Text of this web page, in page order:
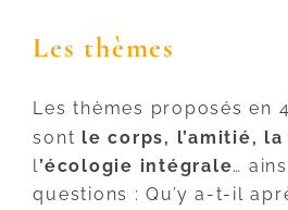
Les thèmes
Les thèmes proposés en
sont le corps, l’amitié,
l’écologie intégrale…
questions : Qu’y a-t-il